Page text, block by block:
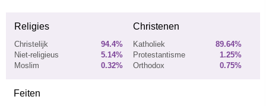
Religies
Christelijk
94.4%
Niet-religieus
5.14%
Moslim
0.32%
Christenen
Katholiek
89.64%
Protestantisme
1.25%
Orthodox
0.75%
Feiten